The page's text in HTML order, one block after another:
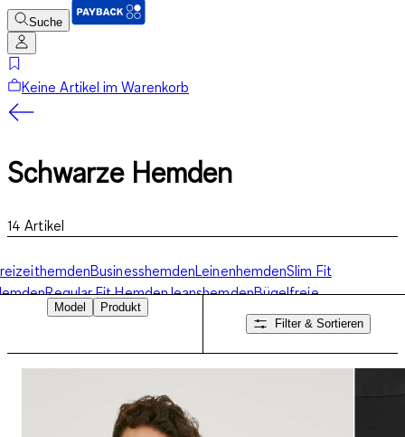
Suche
Keine Artikel im Warenkorb
Schwarze Hemden
14 Artikel
BusinesshemdenLeinenhemdenSlim Fit
Regular Fit HemdenJeanshemdenBügelfreie
Herrenhemden kurzarm Herrenhemden langarmSchwarze
Model
Produkt
Filter & Sortieren